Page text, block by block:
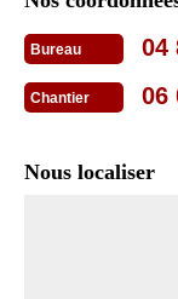
Bureau 04
Chantier 06
Nous localiser